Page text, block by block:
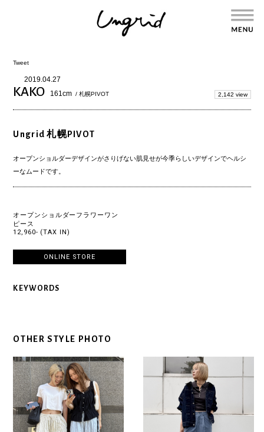
Tweet
2019.04.27
KAKO 161cm / 札幌PIVOT 2,142 view
Ungrid 札幌PIVOT
オープンショルダーデザインがさりげない肌見せが今季らしいデザインでヘルシ
ーなムードです。
オープンショルダーフラワーワン
ピース
12,960- (TAX IN)
ONLINE STORE
KEYWORDS
OTHER STYLE PHOTO